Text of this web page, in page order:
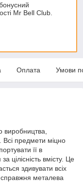
Mr Bell Club.
Оплата Умови
виробництва,
Всі предмети міцно
її в
цілісність вмісту. Це
здивувати всіх
металева